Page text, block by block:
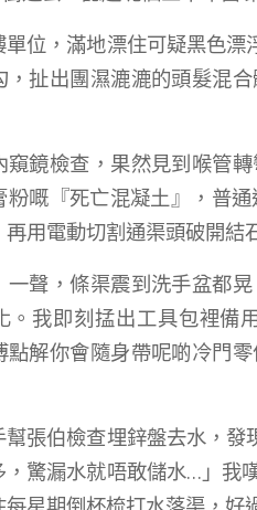
單位，滿地漂住可疑黑色
，扯出團濕漉漉的頭髮混
窺鏡檢查，果然見到喉管
粉嘅『死亡混凝土』，普
用電動切割通渠頭破開結
一聲，條渠震到洗手盆都
。我即刻掹出工具包裡備
點解你會隨身帶呢啲冷門
幫張伯檢查埋鋅盤去水，
，驚漏水就唔敢儲水…」我